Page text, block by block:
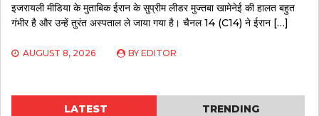
इजरायली मीडिया के मुताबिक ईरान के सुप्रीम लीडर मुज्तबा खामेनेई की हालत बहुत
गंभीर है और उन्हें तुरंत अस्पताल ले जाया गया है। चैनल 14 (C14) ने ईरान […]
AUGUST 8, 2026 BY EDITOR
LATEST TRENDING